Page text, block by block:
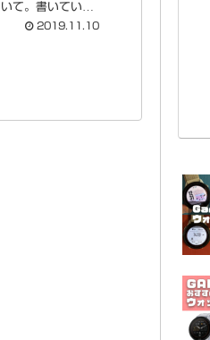
て。書いていき
2019.11.10